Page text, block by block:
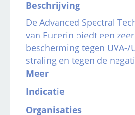
Beschrijving
De Advanced Spectral
van Eucerin biedt een
bescherming tegen UVA-/
straling en tegen de
Meer
Indicatie
Organisaties